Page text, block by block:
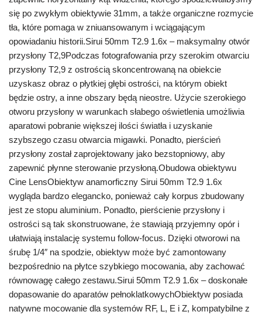
się po zwykłym obiektywie 31mm, a także organiczne rozmycie
tła, które pomaga w zniuansowanym i wciągającym
opowiadaniu historii.Sirui 50mm T2.9 1.6x – maksymalny otwór
przysłony T2,9Podczas fotografowania przy szerokim otwarciu
przysłony T2,9 z ostrością skoncentrowaną na obiekcie
uzyskasz obraz o płytkiej głębi ostrości, na którym obiekt
będzie ostry, a inne obszary będą nieostre. Użycie szerokiego
otworu przysłony w warunkach słabego oświetlenia umożliwia
aparatowi pobranie większej ilości światła i uzyskanie
szybszego czasu otwarcia migawki. Ponadto, pierścień
przysłony został zaprojektowany jako bezstopniowy, aby
zapewnić płynne sterowanie przysłoną.Obudowa obiektywu
Cine LensObiektyw anamorficzny Sirui 50mm T2.9 1.6x
wygląda bardzo elegancko, ponieważ cały korpus zbudowany
jest ze stopu aluminium. Ponadto, pierścienie przysłony i
ostrości są tak skonstruowane, że stawiają przyjemny opór i
ułatwiają instalację systemu follow-focus. Dzięki otworowi na
śrubę 1/4″ na spodzie, obiektyw może być zamontowany
bezpośrednio na płytce szybkiego mocowania, aby zachować
równowagę całego zestawu.Sirui 50mm T2.9 1.6x – doskonałe
dopasowanie do aparatów pełnoklatkowychObiektyw posiada
natywne mocowanie dla systemów RF, L, E i Z, kompatybilne z